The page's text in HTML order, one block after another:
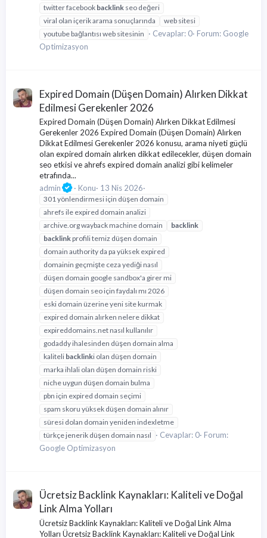
twitter facebook backlink seo değeri
viral olan içerik arama sonuçlarında
web sitesi
youtube bağlantısı web sitesinin
Cevaplar: 0 Forum: Google
Optimizasyon
Expired Domain (Düşen Domain) Alırken Dikkat
Edilmesi Gerekenler 2026
Expired Domain (Düşen Domain) Alırken Dikkat Edilmesi
Gerekenler 2026 Expired Domain (Düşen Domain) Alırken
Dikkat Edilmesi Gerekenler 2026 konusu, arama niyeti güçlü
olan expired domain alırken dikkat edilecekler, düşen domain
seo etkisi ve ahrefs expired domain analizi gibi kelimeler
etrafında...
admin
Konu 13 Nis 2026
301 yönlendirmesi için düşen domain
ahrefs ile expired domain analizi
archive.org wayback machine domain
backlink
backlinkprofili temiz düşen domain
domain authority da pa yüksek expired
domainin geçmişte ceza yediği nasıl
düşen domain google sandbox'a girer mi
düşen domain seo için faydalı mı 2026
eski domain üzerine yeni site kurmak
expired domain alırken nelere dikkat
expireddomains.net nasıl kullanılır
godaddy ihalesinden düşen domain alma
kaliteli backlinki olan düşen domain
marka ihlali olan düşen domain riski
niche uygun düşen domain bulma
pbn için expired domain seçimi
spam skoru yüksek düşen domain alınır
süresi dolan domain yeniden indexletme
türkçe jenerik düşen domain nasıl
Cevaplar: 0 Forum:
Google Optimizasyon
Ücretsiz Backlink Kaynakları: Kaliteli ve Doğal
Link Alma Yolları
Ücretsiz Backlink Kaynakları: Kaliteli ve Doğal Link Alma
Yolları Ücretsiz Backlink Kaynakları: Kaliteli ve Doğal Link